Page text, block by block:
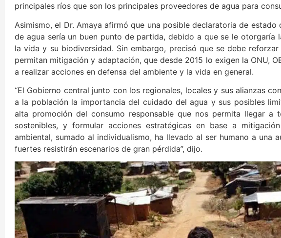
principales ríos que son los principales proveedores de agua para
Asimismo, el Dr. Amaya afirmó que una posible declaratoria de
de agua sería un buen punto de partida, debido a que se le otorgaría
la vida y su biodiversidad. Sin embargo, precisó que se debe
permitan mitigación y adaptación, que desde 2015 lo exigen la ONU,
a realizar acciones en defensa del ambiente y la vida en general.
“El Gobierno central junto con los regionales, locales y sus alianzas
a la población la importancia del cuidado del agua y sus posibles
alta promoción del consumo responsable que nos permita llegar a
sostenibles, y formular acciones estratégicas en base a
ambiental, sumado al individualismo, ha llevado al ser humano a una
fuertes resistirán escenarios de gran pérdida”, dijo.